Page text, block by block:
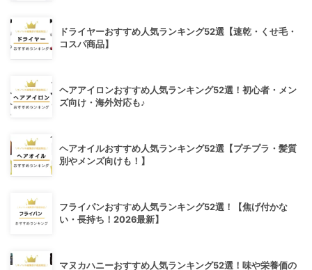
ドライヤーおすすめ人気ランキング52選【速乾・くせ毛・
コスパ商品】
ヘアアイロンおすすめ人気ランキング52選！初心者・メン
ズ向け・海外対応も♪
ヘアオイルおすすめ人気ランキング52選【プチプラ・髪質
別やメンズ向けも！】
フライパンおすすめ人気ランキング52選！【焦げ付かな
い・長持ち！2026最新】
マヌカハニーおすすめ人気ランキング52選！味や栄養価の